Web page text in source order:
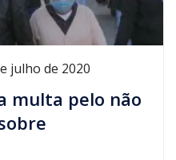
julho de 2020
multa pelo não